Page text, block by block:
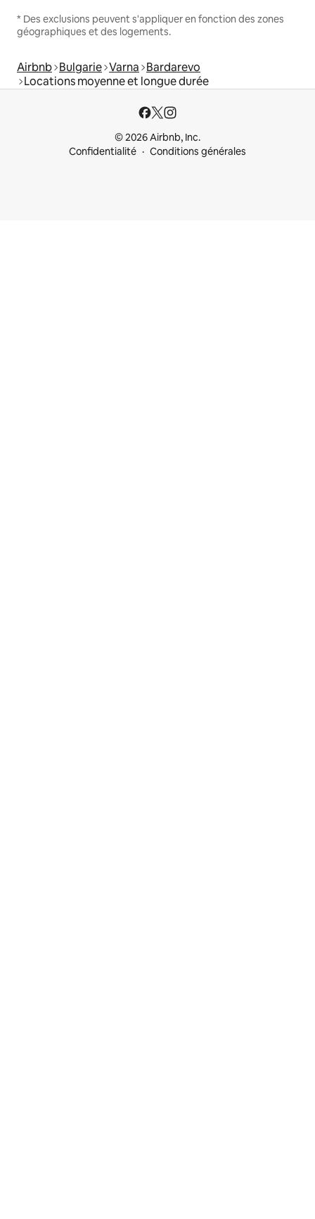
* Des exclusions peuvent s'appliquer en fonction des zones
géographiques et des logements.
Airbnb Bulgarie Varna Bardarevo
Locations moyenne et longue durée
© 2026 Airbnb, Inc.
Confidentialité
Conditions générales